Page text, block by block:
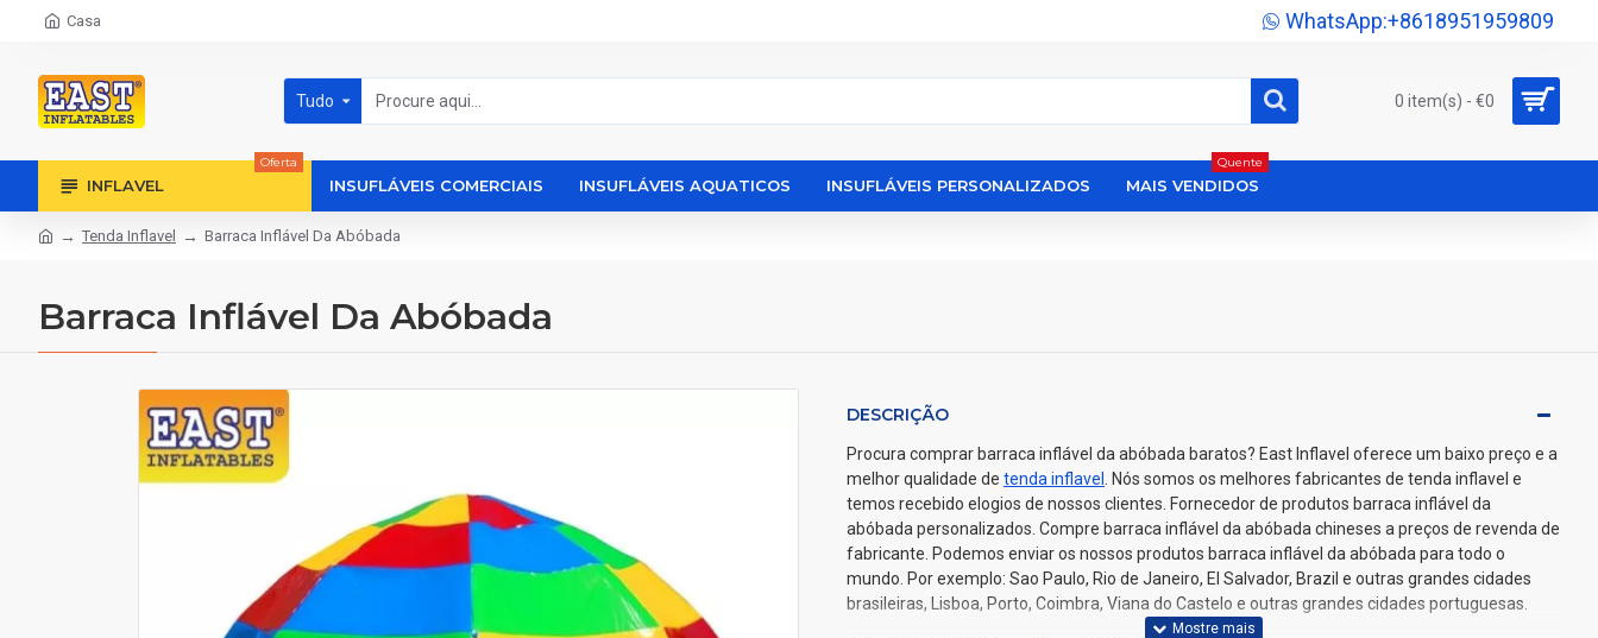
Casa WhatsApp:+8618951959809
Tudo 0 item(s) - €0
INFLAVEL
Oferta
INSUFLÁVEIS COMERCIAIS INSUFLÁVEIS AQUATICOS INSUFLÁVEIS PERSONALIZADOS MAIS VENDIDOS
Quente
Tenda Inflavel Barraca Inflável Da Abóbada
Barraca Inflável Da Abóbada
DESCRIÇÃO
Procura comprar barraca inflável da abóbada baratos? East Inflavel oferece um baixo preço e a
melhor qualidade de tenda inflavel
. Nós somos os melhores fabricantes de tenda inflavel e
temos recebido elogios de nossos clientes. Fornecedor de produtos barraca inflável da
abóbada personalizados. Compre barraca inflável da abóbada chineses a preços de revenda de
fabricante. Podemos enviar os nossos produtos barraca inflável da abóbada para todo o
mundo. Por exemplo: Sao Paulo, Rio de Janeiro, El Salvador, Brazil e outras grandes cidades
brasileiras, Lisboa, Porto, Coimbra, Viana do Castelo e outras grandes cidades portuguesas.